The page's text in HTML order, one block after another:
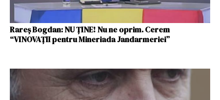
Rareș Bogdan: NU ȚINE! Nu ne oprim. Cerem
“VINOVAȚII pentru Mineriada Jandarmeriei”